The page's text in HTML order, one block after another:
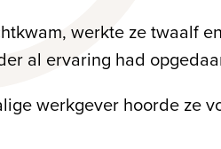
werkte ze twaalf
al ervaring had
werkgever hoorde ze